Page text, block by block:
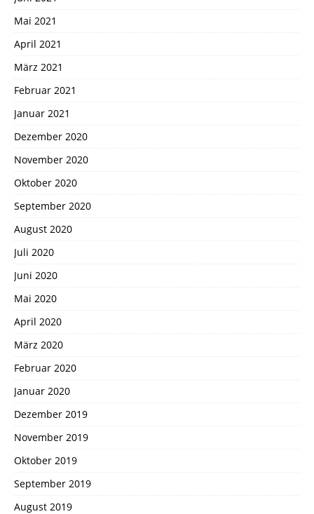
Mai 2021
April 2021
März 2021
Februar 2021
Januar 2021
Dezember 2020
November 2020
Oktober 2020
September 2020
August 2020
Juli 2020
Juni 2020
Mai 2020
April 2020
März 2020
Februar 2020
Januar 2020
Dezember 2019
November 2019
Oktober 2019
September 2019
August 2019